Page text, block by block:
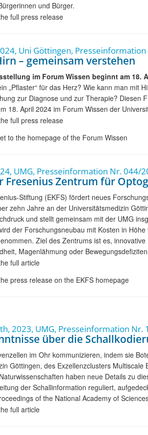
und Bürger.
full press release
Uni Göttingen,
– gemeinsam verstehen
im Forum Wissen beginnt am 18.
„Pflaster“ für das Herz? Wie kann man mit
zur Diagnose und zur Therapie? Diesen
18. April 2024 im Forum Wissen der
full press release
to the homepage of the Forum Wissen
UMG, Presseinformation Nr. 044/
Fresenius Zentrum für
Stiftung (EKFS) fördert neues
zehn Jahre an der Universitätsmedizin
und stellt gemeinsam mit der UMG
der Forschungsneubau mit Kosten in
Ziel des Zentrums ist es,
Magenlähmung oder
full article
press release on the EKFS homepage
2023, UMG, Presseinformation Nr.
über die
im Ohr kommunizieren, indem sie
Göttingen, des Exzellenzclusters
haben neue Details zu
der Schallinformation reguliert,
of the National Academy of
full article